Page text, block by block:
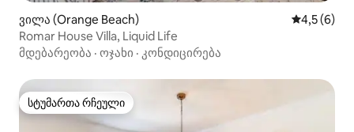
ვილა (Orange Beach) საშუალო
4,5 (6)
Romar House Villa, Liquid Life
მდებარეობა · ოჯახი · კონდიცირება
სტუმართა რჩეული
სტუმართა რჩეული